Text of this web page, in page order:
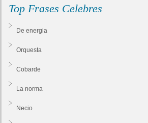
Top Frases Celebres
De energia
Orquesta
Cobarde
La norma
Necio